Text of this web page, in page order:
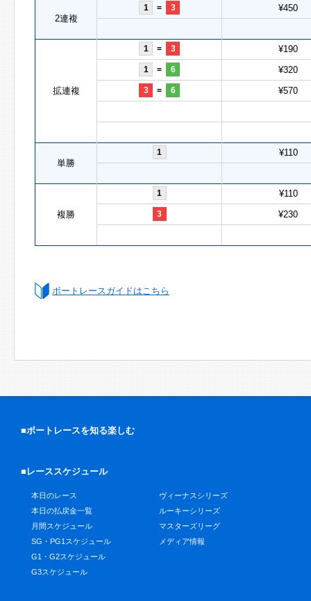
2連複
1 = 3 ¥450
拡連複
1 = 3 ¥190
1 = 6 ¥320
3 = 6 ¥570
単勝
1 ¥110
複勝
1 ¥110
3 ¥230
ボートレースガイドはこちら
■ボートレースを知る楽しむ
■レーススケジュール
本日のレース
本日の払戻金一覧
月間スケジュール
SG・PG1スケジュール
G1・G2スケジュール
G3スケジュール
ヴィーナスシリーズ
ルーキーシリーズ
マスターズリーグ
メディア情報